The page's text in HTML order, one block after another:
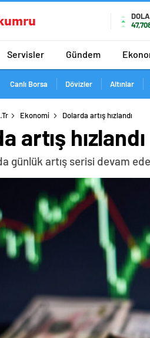
Servisler Gündem
Canlı Borsa Dövizler Altınlar
Ekonomi Dolarda artış hızlandı
artış hızlandı
günlük artış serisi devam